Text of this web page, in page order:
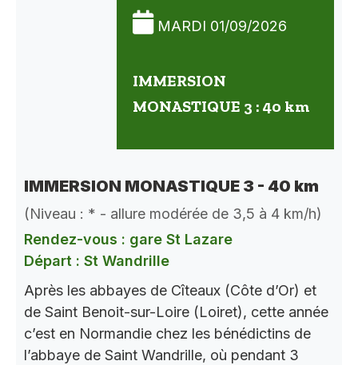
MARDI 01/09/2026
IMMERSION
MONASTIQUE 3 : 40 km
IMMERSION MONASTIQUE 3 - 40 km
(Niveau : * - allure modérée de 3,5 à 4 km/h)
Rendez-vous : gare St Lazare
Départ : St Wandrille
Après les abbayes de Cîteaux (Côte d’Or) et
de Saint Benoit-sur-Loire (Loiret), cette année
c’est en Normandie chez les bénédictins de
l’abbaye de Saint Wandrille, où pendant 3